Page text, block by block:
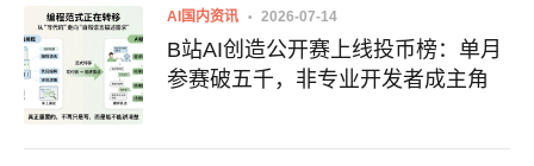
AI国内资讯 2026-07-14
B站AI创造公开赛上线投币榜：单月
参赛破五千，非专业开发者成主角